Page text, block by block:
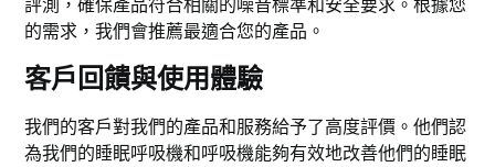
評測，確保產品符合相關的噪音標準和安全要求。根據您
的需求，我們會推薦最適合您的產品。
客戶回饋與使用體驗
我們的客戶對我們的產品和服務給予了高度評價。他們認
為我們的睡眠呼吸機和呼吸機能夠有效地改善他們的睡眠